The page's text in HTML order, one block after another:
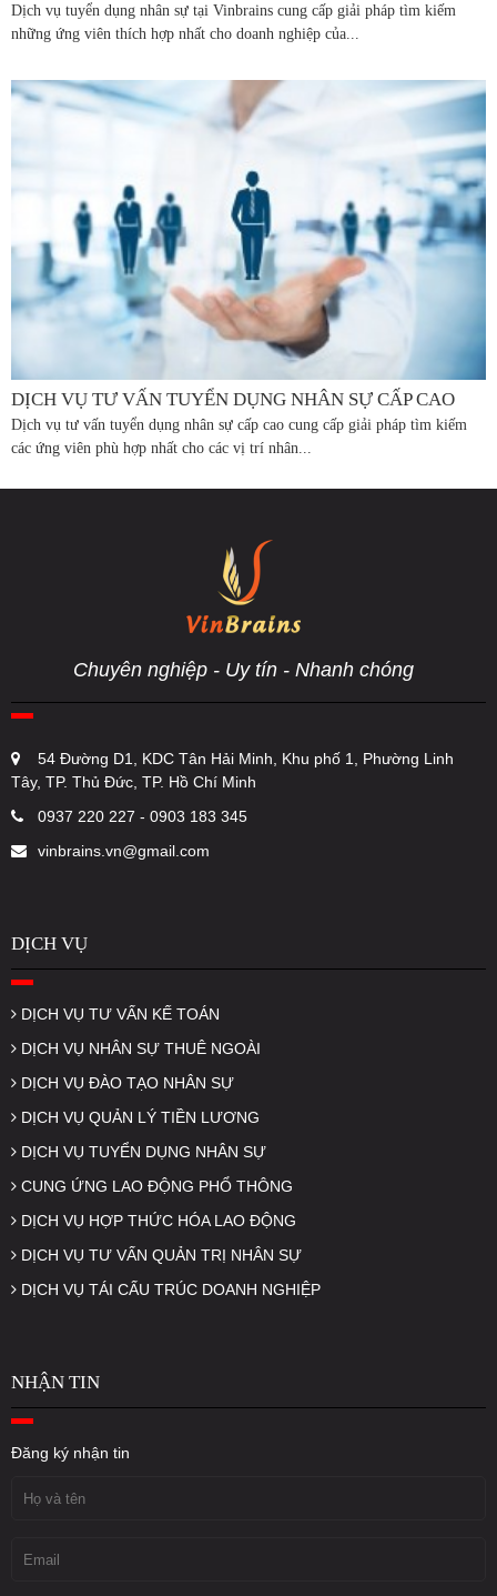
Dịch vụ tuyển dụng nhân sự tại Vinbrains cung cấp giải pháp tìm kiếm
những ứng viên thích hợp nhất cho doanh nghiệp của...
DỊCH VỤ TƯ VẤN TUYỂN DỤNG NHÂN SỰ CẤP CAO
Dịch vụ tư vấn tuyển dụng nhân sự cấp cao cung cấp giải pháp tìm kiếm
các ứng viên phù hợp nhất cho các vị trí nhân...
Chuyên nghiệp - Uy tín - Nhanh chóng
54 Đường D1, KDC Tân Hải Minh, Khu phố 1, Phường Linh
Tây, TP. Thủ Đức, TP. Hồ Chí Minh
0937 220 227 - 0903 183 345
vinbrains.vn@gmail.com
DỊCH VỤ
DỊCH VỤ TƯ VẤN KẾ TOÁN
DỊCH VỤ NHÂN SỰ THUÊ NGOÀI
DỊCH VỤ ĐÀO TẠO NHÂN SỰ
DỊCH VỤ QUẢN LÝ TIỀN LƯƠNG
DỊCH VỤ TUYỂN DỤNG NHÂN SỰ
CUNG ỨNG LAO ĐỘNG PHỔ THÔNG
DỊCH VỤ HỢP THỨC HÓA LAO ĐỘNG
DỊCH VỤ TƯ VẤN QUẢN TRỊ NHÂN SỰ
DỊCH VỤ TÁI CẤU TRÚC DOANH NGHIỆP
NHẬN TIN
Đăng ký nhận tin